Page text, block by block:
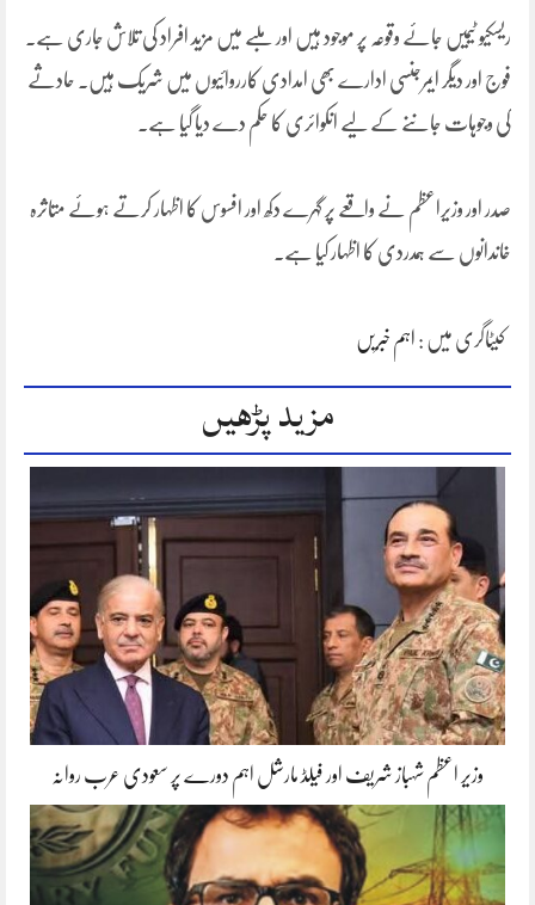
ریسکیو ٹیمیں جائے وقوعہ پر موجود ہیں اور ملبے میں مزید افراد کی تلاش جاری ہے۔
فوج اور دیگر ایمرجنسی ادارے بھی امدادی کارروائیوں میں شریک ہیں۔ حادثے
کی وجوہات جاننے کے لیے انکوائری کا حکم دے دیا گیا ہے۔
صدر اور وزیراعظم نے واقعے پر گہرے دکھ اور افسوس کا اظہار کرتے ہوئے متاثرہ
خاندانوں سے ہمدردی کا اظہار کیا ہے۔
کیٹاگری میں : اہم خبریں
مزید پڑھیں
وزیر اعظم شہباز شریف اور فیلڈ مارشل اہم دورے پر سعودی عرب روانہ